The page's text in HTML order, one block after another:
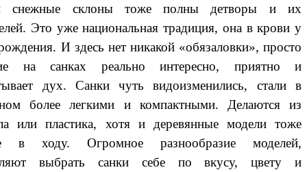
снежные склоны тоже полны детворы и их
Это уже национальная традиция, она в крови у
И здесь нет никакой «обязаловки», просто
на санках реально интересно, приятно и
дух. Санки чуть видоизменились, стали в
более легкими и компактными. Делаются из
или пластика, хотя и деревянные модели тоже
в ходу. Огромное разнообразие моделей,
выбрать санкисебе по вкусу, цвету и